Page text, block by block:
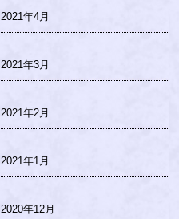
2021年4月
2021年3月
2021年2月
2021年1月
2020年12月